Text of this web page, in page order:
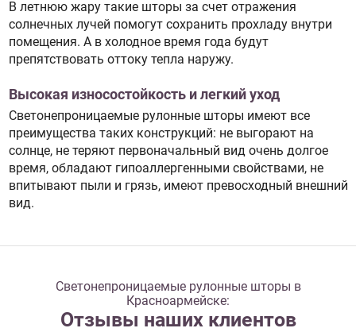
В летнюю жару такие шторы за счет отражения
солнечных лучей помогут сохранить прохладу внутри
помещения. А в холодное время года будут
препятствовать оттоку тепла наружу.
Высокая износостойкость и легкий уход
Светонепроницаемые рулонные шторы имеют все
преимущества таких конструкций: не выгорают на
солнце, не теряют первоначальный вид очень долгое
время, обладают гипоаллергенными свойствами, не
впитывают пыли и грязь, имеют превосходный внешний
вид.
Светонепроницаемые рулонные шторы в
Красноармейске:
Отзывы наших клиентов